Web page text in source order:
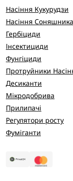
Насіння Кукурудзи
Насіння Соняшника
Гербіциди
Інсектициди
Фунгіциди
Протруйники
Десиканти
Мікродобрива
Прилипачі
Регулятори росту
Фуміганти